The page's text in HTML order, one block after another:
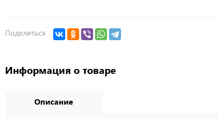
Поделиться
Информация о товаре
Описание